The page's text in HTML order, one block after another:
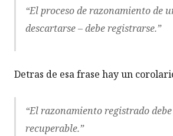
“El proceso de razonamiento de
descartarse – debe registrarse.”
Detras de esa frase hay un
“El razonamiento registrado
recuperable.”